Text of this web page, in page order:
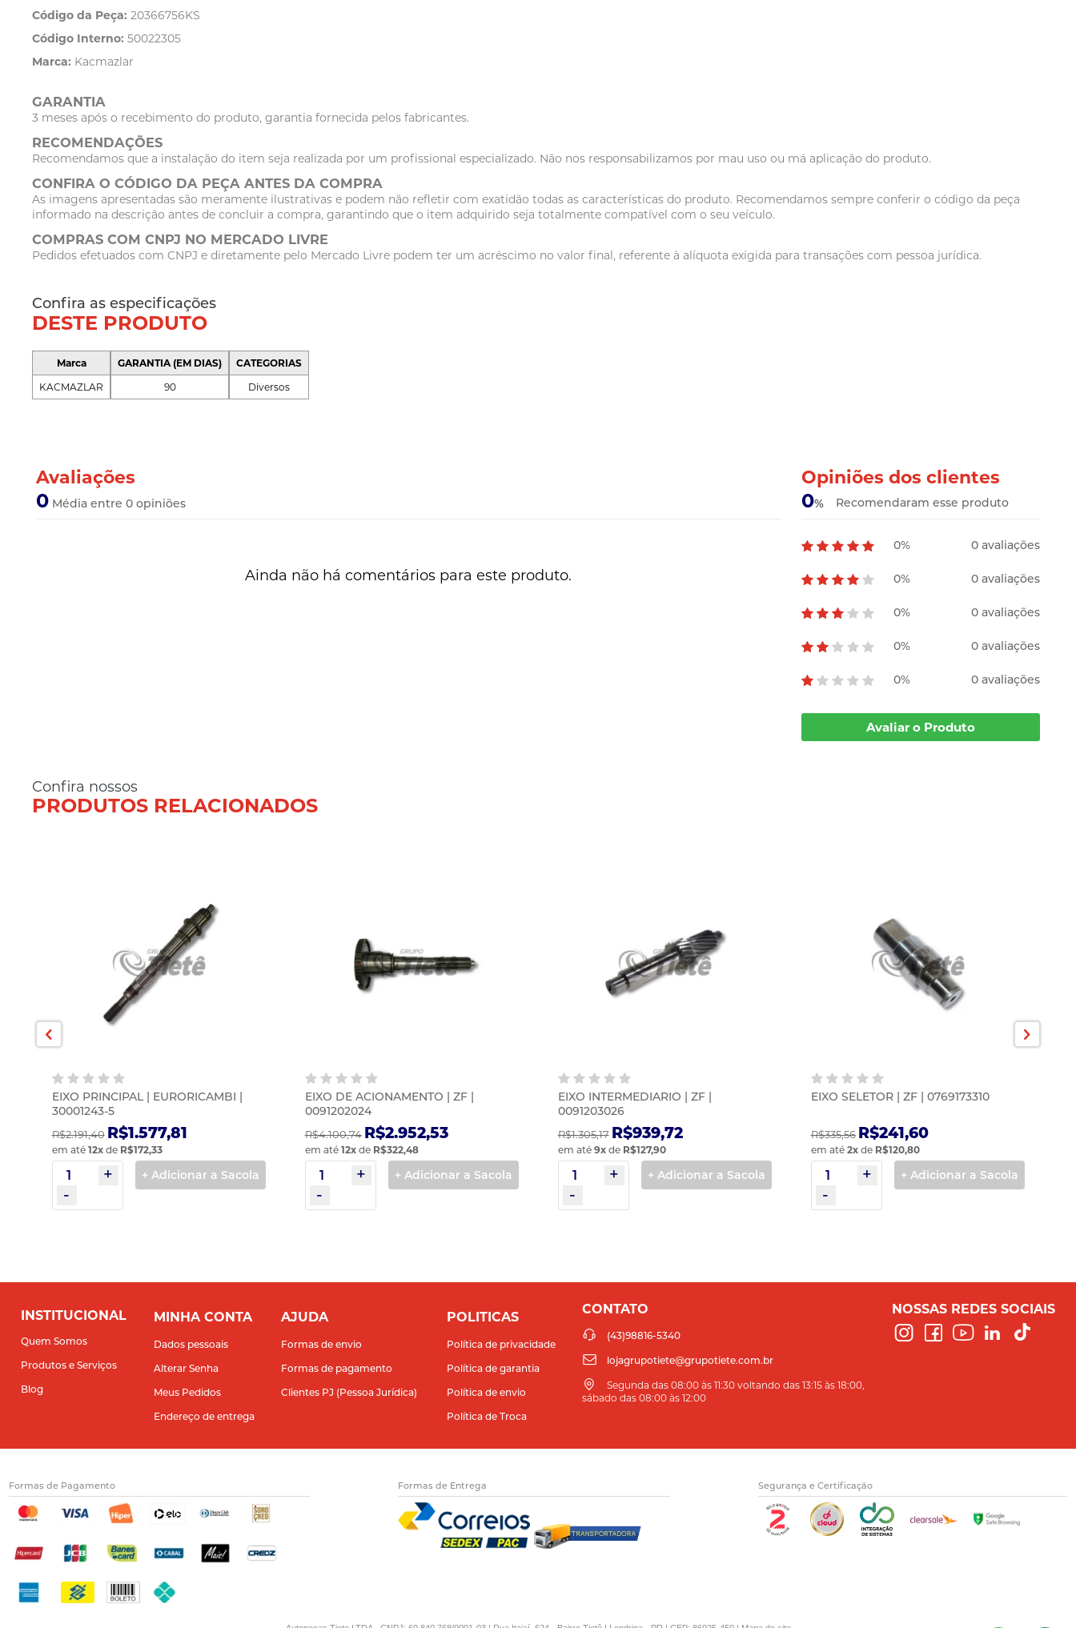
Código da Peça: 20366756KS
Código Interno: 50022305
Marca: Kacmazlar
GARANTIA
3 meses após o recebimento do produto, garantia fornecida pelos fabricantes.
RECOMENDAÇÕES
Recomendamos que a instalação do item seja realizada por um profissional especializado. Não nos responsabilizamos por mau uso ou má aplicação do produto.
CONFIRA O CÓDIGO DA PEÇA ANTES DA COMPRA
As imagens apresentadas são meramente ilustrativas e podem não refletir com exatidão todas as características do produto. Recomendamos sempre conferir o código da peça
informado na descrição antes de concluir a compra, garantindo que o item adquirido seja totalmente compatível com o seu veículo.
COMPRAS COM CNPJ NO MERCADO LIVRE
Pedidos efetuados com CNPJ e diretamente pelo Mercado Livre podem ter um acréscimo no valor final, referente à alíquota exigida para transações com pessoa jurídica.
Confira as especificações
DESTE PRODUTO
Marca
KACMAZLAR
GARANTIA (EM DIAS)
90
CATEGORIAS
Diversos
Avaliações
0 Média entre 0 opiniões
Ainda não há comentários para este produto.
Opiniões dos clientes
0% Recomendaram esse produto
0% 0 avaliações
0% 0 avaliações
0% 0 avaliações
0% 0 avaliações
0% 0 avaliações
Avaliar o Produto
Confira nossos
PRODUTOS RELACIONADOS
EIXO PRINCIPAL | EURORICAMBI |
30001243-5
R$2.191,40 R$1.577,81
em até 12xde R$172,33
+ Adicionar a Sacola
EIXO DE ACIONAMENTO | ZF |
0091202024
R$4.100,74 R$2.952,53
em até 12xde R$322,48
+ Adicionar a Sacola
EIXO INTERMEDIARIO | ZF |
0091203026
R$1.305,17 R$939,72
em até 9xde R$127,90
+ Adicionar a Sacola
EIXO SELETOR | ZF | 0769173310
R$335,56 R$241,60
em até 2xde R$120,80
+ Adicionar a Sacola
INSTITUCIONAL
Quem Somos
Produtos e Serviços
Blog
MINHA CONTA
Dados pessoais
Alterar Senha
Meus Pedidos
Endereço de entrega
AJUDA
Formas de envio
Formas de pagamento
Clientes PJ (Pessoa Jurídica)
POLITICAS
Política de privacidade
Política de garantia
Política de envio
Política de Troca
CONTATO
(43)98816-5340
lojagrupotiete@grupotiete.com.br
Segunda das 08:00 às 11:30 voltando das 13:15 às 18:00,
sábado das 08:00 às 12:00
NOSSAS REDES SOCIAIS
Formas de Pagamento Formas de Entrega Segurança e Certificação